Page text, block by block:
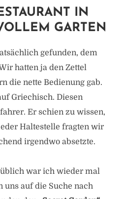
IN
GARTEN
gefunden, dem
hatten ja den Zettel
die nette Bedienung gab.
Griechisch. Diesen
Er schien zu wissen,
Haltestelle fragten wir
irgendwo absetzte.
war ich wieder mal
uns auf die Suche nach